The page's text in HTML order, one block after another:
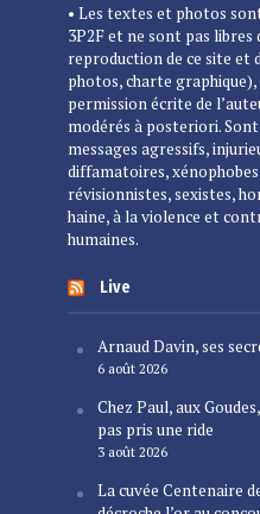
• Les textes et photos
3P2F et ne sont pas libres
reproduction de ce site et
photos, charte
permission écrite de
modérés à posteriori.
messages agressifs,
diffamatoires,
révisionnistes, sexistes,
haine, à la violence et
humaines.
Live
Arnaud Davin, ses
6 août 2026
Chez Paul, aux
pas pris une ride
3 août 2026
La cuvée Centenaire